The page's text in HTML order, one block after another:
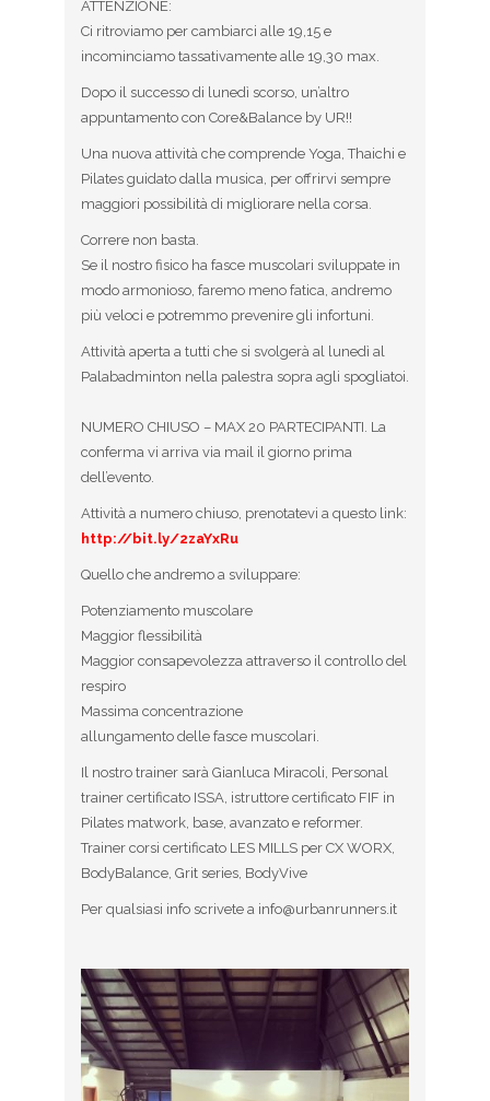
ATTENZIONE:
Ci ritroviamo per cambiarci alle 19,15 e
incominciamo tassativamente alle 19,30 max.
Dopo il successo di lunedì scorso, un’altro
appuntamento con Core&Balance by UR!!
Una nuova attività che comprende Yoga, Thaichi e
Pilates guidato dalla musica, per offrirvi sempre
maggiori possibilità di migliorare nella corsa.
Correre non basta.
Se il nostro fisico ha fasce muscolari sviluppate in
modo armonioso, faremo meno fatica, andremo
più veloci e potremmo prevenire gli infortuni.
Attività aperta a tutti che si svolgerà al lunedì al
Palabadminton nella palestra sopra agli spogliatoi.
NUMERO CHIUSO – MAX 20 PARTECIPANTI. La
conferma vi arriva via mail il giorno prima
dell’evento.
Attività a numero chiuso, prenotatevi a questo link:
http://bit.ly/2zaYxRu
Quello che andremo a sviluppare:
Potenziamento muscolare
Maggior flessibilità
Maggior consapevolezza attraverso il controllo del
respiro
Massima concentrazione
allungamento delle fasce muscolari.
Il nostro trainer sarà Gianluca Miracoli, Personal
trainer certificato ISSA, istruttore certificato FIF in
Pilates matwork, base, avanzato e reformer.
Trainer corsi certificato LES MILLS per CX WORX,
BodyBalance, Grit series, BodyVive
Per qualsiasi info scrivete a info@urbanrunners.it